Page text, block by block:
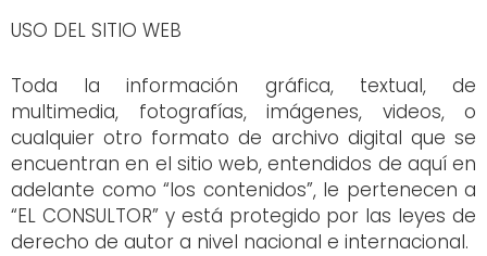
USO DEL SITIO WEB
Toda la información gráfica, textual, de
multimedia, fotografías, imágenes, videos, o
cualquier otro formato de archivo digital que se
encuentran en el sitio web, entendidos de aquí en
adelante como “los contenidos”, le pertenecen a
“EL CONSULTOR” y está protegido por las leyes de
derecho de autor a nivel nacional e internacional.